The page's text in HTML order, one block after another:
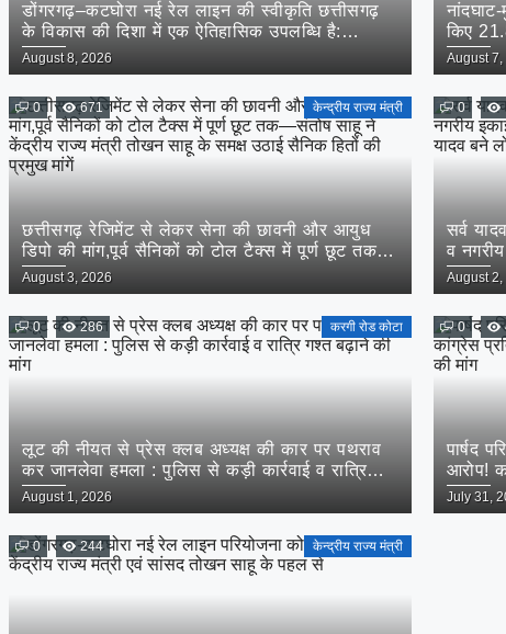
डोंगरगढ़–कटघोरा नई रेल लाइन की स्वीकृति छत्तीसगढ़
के विकास की दिशा में एक ऐतिहासिक उपलब्धि है:
केन्द्रीय राज्यमंत्री तोखन साहू
Posted
on
August 8, 2026
किए
Posted
on
August 7,
0 671 केन्द्रीय राज्य मंत्री
छत्तीसगढ़ रेजिमेंट से लेकर सेना की छावनी और आयुध
डिपो की मांग,पूर्व सैनिकों को टोल टैक्स में पूर्ण छूट तक—
संतोष साहू ने केंद्रीय राज्य मंत्री तोखन साहू के समक्ष
उठाई सैनिक हितों की प्रमुख मांगें
Posted
on
August 3, 2026
0
सर्व
व
Posted
on
August 2,
0 286 करगी रोड कोटा
लूट की नीयत से प्रेस क्लब अध्यक्ष की कार पर पथराव
कर जानलेवा हमला : पुलिस से कड़ी कार्रवाई व रात्रि
गश्त बढ़ाने की मांग
Posted
on
August 1, 2026
0
पार्षद
आरोप!
कानूनी
Posted
on
July 31,
0 244 केन्द्रीय राज्य मंत्री